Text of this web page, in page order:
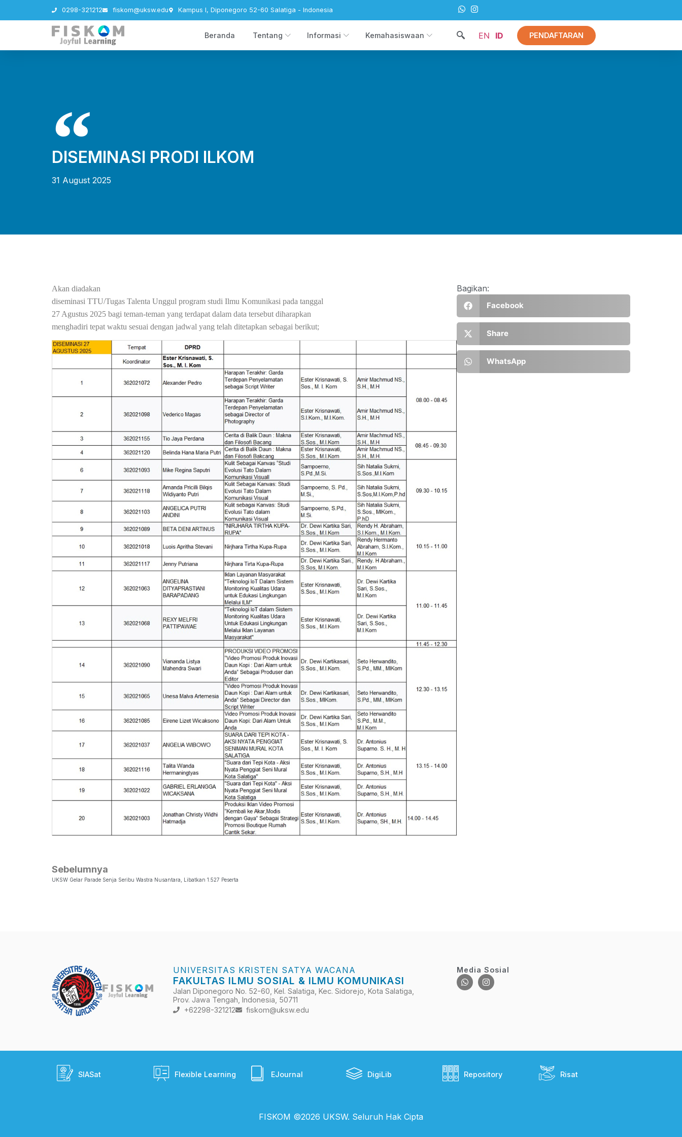
0298-321212 fiskom@uksw.edu Kampus I, Diponegoro 52-60 Salatiga - Indonesia
Beranda Tentang Informasi Kemahasiswaan EN ID PENDAFTARAN
DISEMINASI PRODI ILKOM
31 August 2025
Akan diadakan
diseminasi TTU/Tugas Talenta Unggul program studi Ilmu Komunikasi pada tanggal
27 Agustus 2025 bagi teman-teman yang terdapat dalam data tersebut diharapkan
menghadiri tepat waktu sesuai dengan jadwal yang telah ditetapkan sebagai berikut;
Bagikan:
Facebook
Share
WhatsApp
Sebelumnya
UKSW Gelar Parade Senja Seribu Wastra Nusantara, Libatkan 1.527 Peserta
UNIVERSITAS KRISTEN SATYA WACANA
FAKULTAS ILMU SOSIAL & ILMU KOMUNIKASI
Jalan Diponegoro No. 52-60, Kel. Salatiga, Kec. Sidorejo, Kota Salatiga,
Prov. Jawa Tengah, Indonesia, 50711
+62298-321212
fiskom@uksw.edu
Media Sosial
SIASat Flexible Learning EJournal DigiLib Repository Risat
FISKOM ©2026 UKSW. Seluruh Hak Cipta